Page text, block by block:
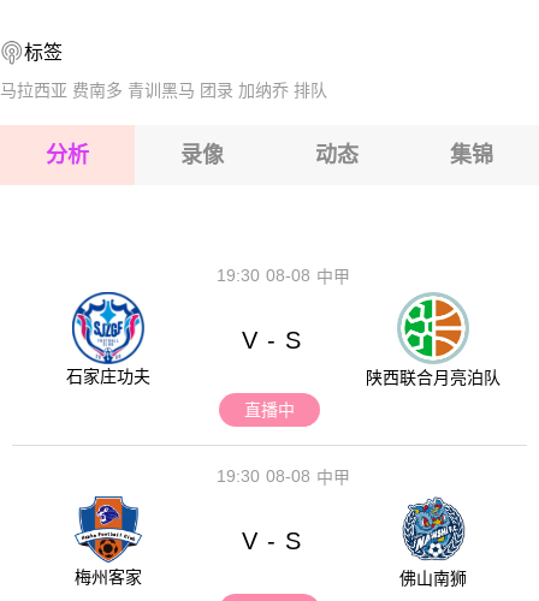
2026-08-17 【韩国杯】 蔚山市民VS春川市民
标签
马拉西亚 费南多 青训黑马 团录 加纳乔 排队
分析 录像 动态 集锦
08-08
19:30 中甲
石家庄功夫
V - S
陕西联合月亮泊队
直播中
08-08
19:30 中甲
梅州客家
V - S
佛山南狮